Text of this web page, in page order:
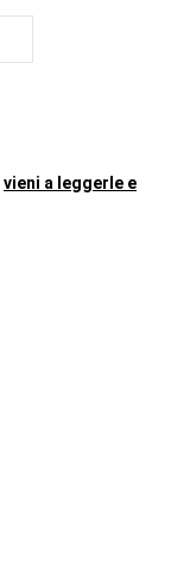
vieni a leggerle e